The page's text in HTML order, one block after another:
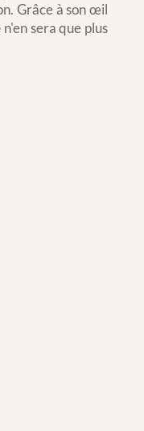
Grâce à son œil
n'en sera que plus